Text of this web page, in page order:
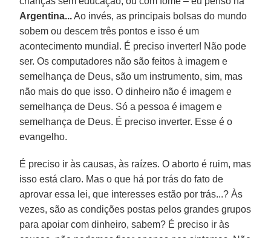
Argentina...Ao invés, as principais bolsas do mundo
sobem ou descem três pontos e isso é um
acontecimento mundial. É preciso inverter! Não pode
ser. Os computadores não são feitos à imagem e
semelhança de Deus, são um instrumento, sim, mas
não mais do que isso. O dinheiro não é imagem e
semelhança de Deus. Só a pessoa é imagem e
semelhança de Deus. É preciso inverter. Esse é o
evangelho.
É preciso ir às causas, às raízes. O aborto é ruim, mas
isso está claro. Mas o que há por trás do fato de
aprovar essa lei, que interesses estão por trás...? Às
vezes, são as condições postas pelos grandes grupos
para apoiar com dinheiro, sabem? É preciso ir às